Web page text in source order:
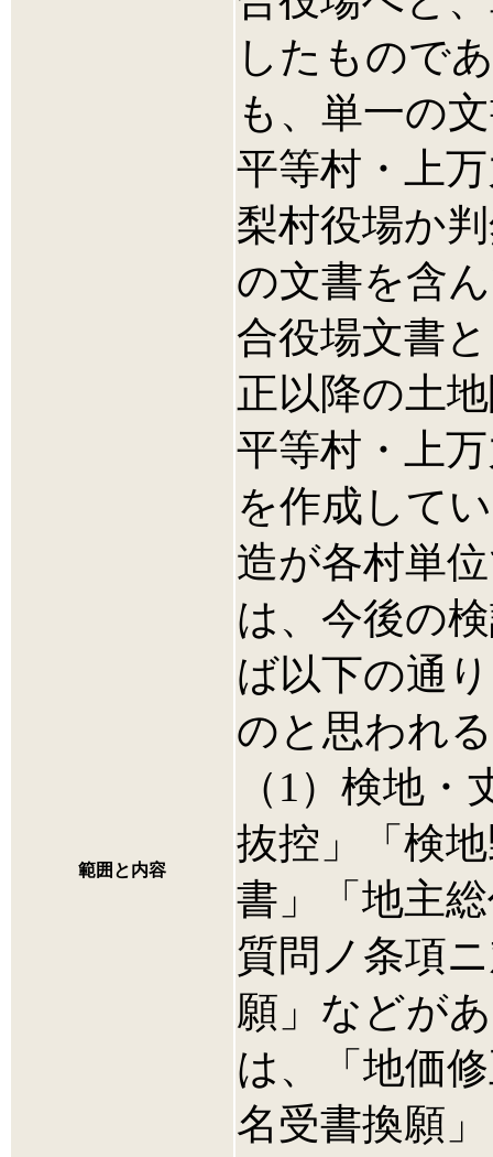
範囲と内容
したもので
も、単一の
平等村・上
梨村役場か
の文書を含
合役場文書
正以降の土
平等村・上
を作成して
造が各村単
は、今後の
ば以下の通
のと思われ
（1）検地
抜控」「検
書」「地主
質問ノ条項
願」などが
は、「地価
名受書換願